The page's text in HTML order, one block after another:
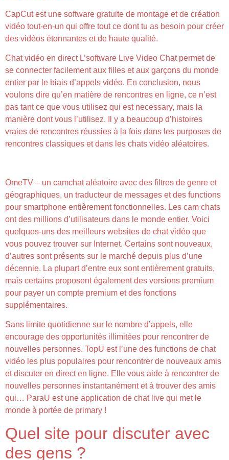
CapCut est une software gratuite de montage et de création
vidéo tout-en-un qui offre tout ce dont tu as besoin pour créer
des vidéos étonnantes et de haute qualité.
Chat vidéo en direct L’software Live Video Chat permet de
se connecter facilement aux filles et aux garçons du monde
entier par le biais d’appels vidéo. En conclusion, nous
voulons dire qu’en matière de rencontres en ligne, ce n’est
pas tant ce que vous utilisez qui est necessary, mais la
manière dont vous l’utilisez. Il y a beaucoup d’histoires
vraies de rencontres réussies à la fois dans les purposes de
rencontres classiques et dans les chats vidéo aléatoires.
OmeTV – un camchat aléatoire avec des filtres de genre et
géographiques, un traducteur de messages et des functions
pour smartphone entièrement fonctionnelles. Les cam chats
ont des millions d’utilisateurs dans le monde entier. Voici
quelques-uns des meilleurs websites de chat vidéo que
vous pouvez trouver sur Internet. Certains sont nouveaux,
d’autres sont présents sur le marché depuis plus d’une
décennie. La plupart d’entre eux sont entièrement gratuits,
mais certains proposent également des versions premium
pour payer un compte premium et des fonctions
supplémentaires.
Sans limite quotidienne sur le nombre d’appels, elle
encourage des opportunités illimitées pour rencontrer de
nouvelles personnes. TopU est l’une des functions de chat
vidéo les plus populaires pour rencontrer de nouveaux amis
et discuter en direct en ligne. Elle vous aide à rencontrer de
nouvelles personnes instantanément et à trouver des amis
qui… ParaU est une application de chat live qui met le
monde à portée de primary !
Quel site pour discuter avec
des gens ?